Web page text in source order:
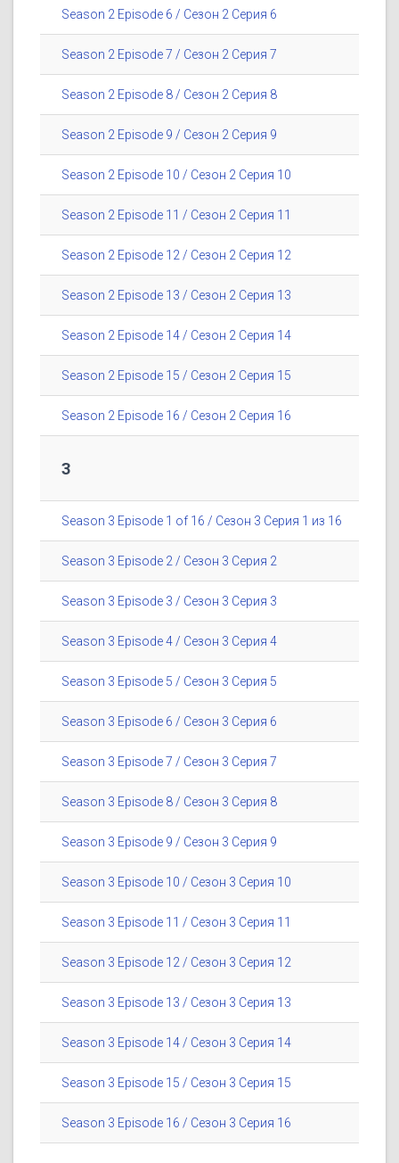
Season 2 Episode 6 / Сезон 2 Серия 6
Season 2 Episode 7 / Сезон 2 Серия 7
Season 2 Episode 8 / Сезон 2 Серия 8
Season 2 Episode 9 / Сезон 2 Серия 9
Season 2 Episode 10 / Сезон 2 Серия 10
Season 2 Episode 11 / Сезон 2 Серия 11
Season 2 Episode 12 / Сезон 2 Серия 12
Season 2 Episode 13 / Сезон 2 Серия 13
Season 2 Episode 14 / Сезон 2 Серия 14
Season 2 Episode 15 / Сезон 2 Серия 15
Season 2 Episode 16 / Сезон 2 Серия 16
3
Season 3 Episode 1 of 16 / Сезон 3 Серия 1 из 16
Season 3 Episode 2 / Сезон 3 Серия 2
Season 3 Episode 3 / Сезон 3 Серия 3
Season 3 Episode 4 / Сезон 3 Серия 4
Season 3 Episode 5 / Сезон 3 Серия 5
Season 3 Episode 6 / Сезон 3 Серия 6
Season 3 Episode 7 / Сезон 3 Серия 7
Season 3 Episode 8 / Сезон 3 Серия 8
Season 3 Episode 9 / Сезон 3 Серия 9
Season 3 Episode 10 / Сезон 3 Серия 10
Season 3 Episode 11 / Сезон 3 Серия 11
Season 3 Episode 12 / Сезон 3 Серия 12
Season 3 Episode 13 / Сезон 3 Серия 13
Season 3 Episode 14 / Сезон 3 Серия 14
Season 3 Episode 15 / Сезон 3 Серия 15
Season 3 Episode 16 / Сезон 3 Серия 16